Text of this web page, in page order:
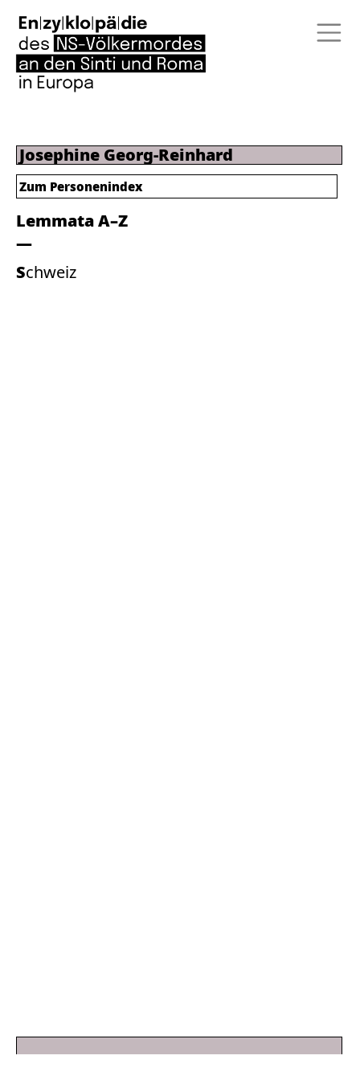
Josephine Georg-Reinhard
Lemmata A–Z
Schweiz
Zum Personenindex